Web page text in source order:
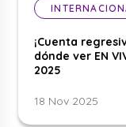
¡Cuenta
dónde ver EN
2025
18 Nov 2025